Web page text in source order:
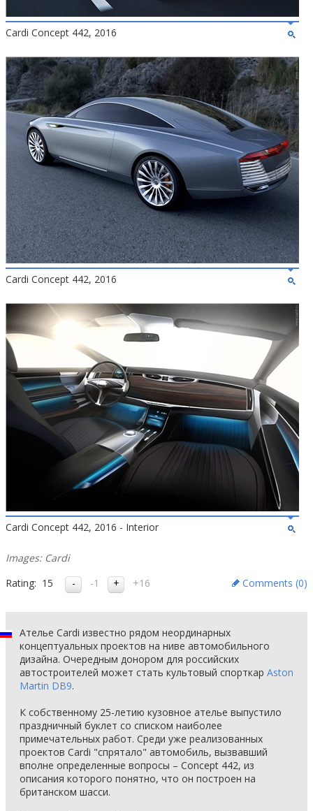
Cardi Concept 442, 2016
Cardi Concept 442, 2016
Cardi Concept 442, 2016 - Interior
Images: Cardi
Rating: 15 -1 +16 Comments (0)
Ателье Cardi известно рядом неординарных
концептуальных проектов на ниве автомобильного
дизайна. Очередным донором для российских
автостроителей может стать культовый спорткар Aston
Martin DB9.
К собственному 25-летию кузовное ателье выпустило
праздничный буклет со списком наиболее
примечательных работ. Среди уже реализованных
проектов Cardi "спрятало" автомобиль, вызвавший
вполне определенные вопросы – Concept 442, из
описания которого понятно, что он построен на
британском шасси.